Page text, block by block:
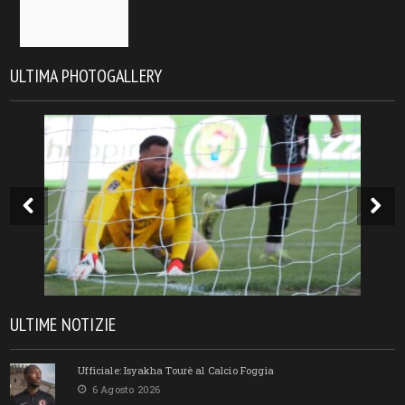
ULTIMA PHOTOGALLERY
ULTIME NOTIZIE
Ufficiale: Isyakha Tourè al Calcio Foggia
6 Agosto 2026